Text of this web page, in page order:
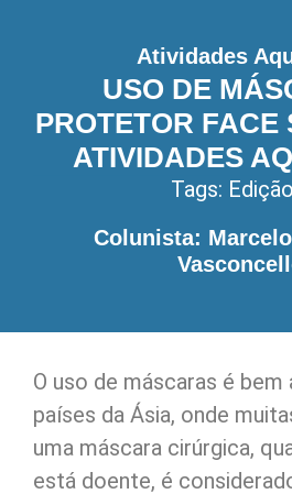
Atividades
USO DE
PROTETOR FACE
ATIVIDADES
Tags:
Colunista:
O uso de máscaras é
países da Ásia, onde
uma máscara cirúrgica,
está doente, é